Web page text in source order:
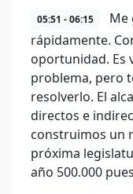
05:51 - 06:15
Me
rápidamente.
oportunidad. Es
problema, pero
resolverlo. El
directos e
construimos un
próxima
año 500.000